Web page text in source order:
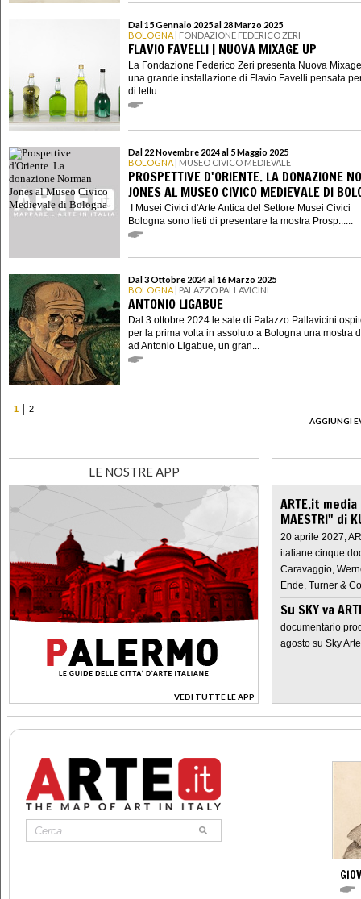
Dal 15 Gennaio 2025 al 28 Marzo 2025
BOLOGNA | FONDAZIONE FEDERICO ZERI
FLAVIO FAVELLI | NUOVA MIXAGE UP
La Fondazione Federico Zeri presenta Nuova
una grande installazione di Flavio Favelli pensata
di lettu...
Dal 22 Novembre 2024 al 5 Maggio 2025
BOLOGNA | MUSEO CIVICO MEDIEVALE
PROSPETTIVE D'ORIENTE. LA DONAZIONE
JONES AL MUSEO CIVICO MEDIEVALE DI
I Musei Civici d'Arte Antica del Settore Musei Civici
Bologna sono lieti di presentare la mostra Prosp......
Dal 3 Ottobre 2024 al 16 Marzo 2025
BOLOGNA | PALAZZO PALLAVICINI
ANTONIO LIGABUE
Dal 3 ottobre 2024 le sale di Palazzo Pallavicini
per la prima volta in assoluto a Bologna una mostra
ad Antonio Ligabue, un gran...
1
2
AGGIUNGI
LE NOSTRE APP
VEDI TUTTE LE APP
>
ARTE.it
MAESTRI" di
20 aprile 2027,
italiane cinque
Caravaggio,
Ende, Turner &
Su SKY va
documentario
agosto su Sky Arte